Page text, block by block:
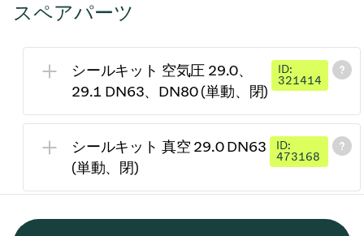
スペアパーツ
シールキット 空気圧 29.0、
29.1 DN63、DN80 (単動、閉)
ID:
321414
シールキット 真空 29.0 DN63
(単動、閉)
ID:
473168